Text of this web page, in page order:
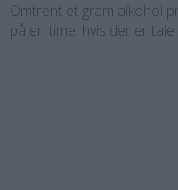
Omtrent et gram alkohol
på en time, hvis der er